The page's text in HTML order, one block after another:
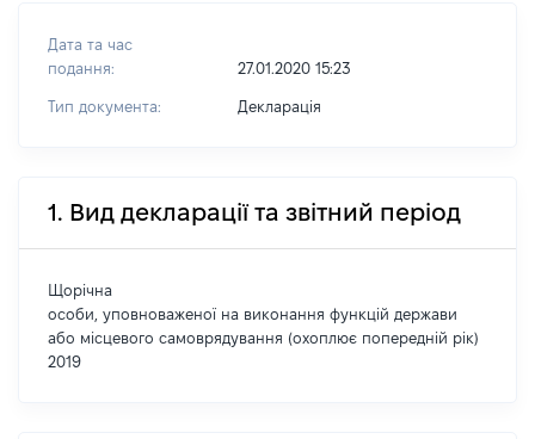
Дата та час
подання:
27.01.2020 15:23
Тип документа: Декларація
1. Вид декларації та звітний період
Щорічна
особи, уповноваженої на виконання функцій держави
або місцевого самоврядування (охоплює попередній рік)
2019